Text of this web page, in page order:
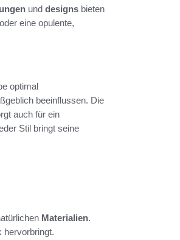
und designs bieten
eine opulente,
optimal
beeinflussen. Die
auch für ein
Stil bringt seine
Materialien.
hervorbringt.